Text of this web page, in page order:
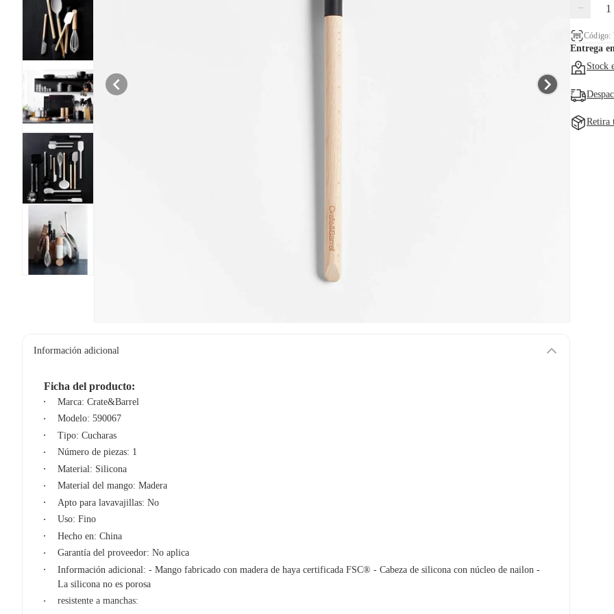
Información adicional
Ficha del producto:
Marca: Crate&Barrel
Modelo: 590067
Tipo: Cucharas
Número de piezas: 1
Material: Silicona
Material del mango: Madera
Apto para lavavajillas: No
Uso: Fino
Hecho en: China
Garantía del proveedor: No aplica
Información adicional: - Mango fabricado con madera de haya certificada FSC® - Cabeza de silicona con núcleo de nailon -
La silicona no es porosa
resistente a manchas:
−
Código:
Entrega en
Stock
Retira